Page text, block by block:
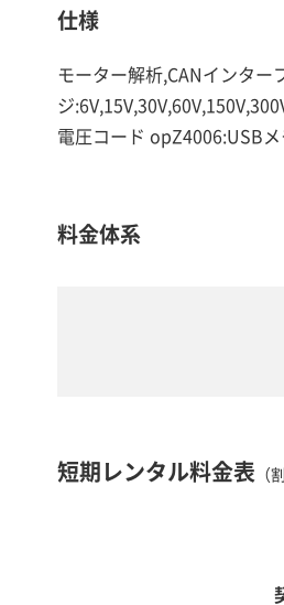
仕様
モーター解析,CANインター
ジ
電圧コード opZ4006:USBメ
料金体系
短期レンタル料金表 （